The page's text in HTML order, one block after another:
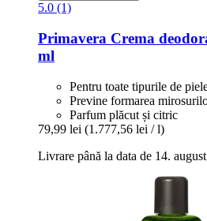
5.0 (1)
Primavera Crema
ml
Pentru toate tipurile de
Previne formarea
Parfum plăcut și citric
79,99 lei (1.777,56 lei / l)
Livrare până la data de 14. august